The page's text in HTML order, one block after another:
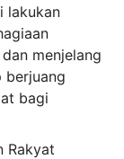
lakukan
menjelang
berjuang
bagi
Rakyat